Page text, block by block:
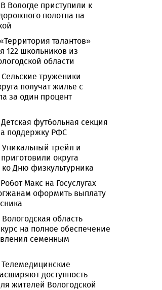
В Вологде приступили к
полотна на
«Территория талантов»
122 школьников из
области
Сельские труженики
получат жилье с
за один процент
Детская футбольная секция
поддержку РФС
Уникальный трейл и
округа
Дню физкультурника
Робот Макс на Госуслугах
оформить выплату
Вологодская область
на полное обеспечение
семенным
Телемедицинские
доступность
жителей Вологодской